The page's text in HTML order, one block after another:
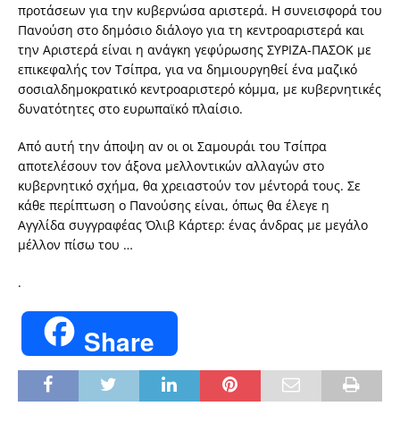
προτάσεων για την κυβερνώσα αριστερά. Η συνεισφορά του
Πανούση στο δημόσιο διάλογο για τη κεντροαριστερά και
την Αριστερά είναι η ανάγκη γεφύρωσης ΣΥΡΙΖΑ-ΠΑΣΟΚ με
επικεφαλής τον Τσίπρα, για να δημιουργηθεί ένα μαζικό
σοσιαλδημοκρατικό κεντροαριστερό κόμμα, με κυβερνητικές
δυνατότητες στο ευρωπαϊκό πλαίσιο.
Από αυτή την άποψη αν οι οι Σαμουράι του Τσίπρα
αποτελέσουν τον άξονα μελλοντικών αλλαγών στο
κυβερνητικό σχήμα, θα χρειαστούν τον μέντορά τους. Σε
κάθε περίπτωση ο Πανούσης είναι, όπως θα έλεγε η
Αγγλίδα συγγραφέας Όλιβ Κάρτερ: ένας άνδρας με μεγάλο
μέλλον πίσω του …
.
Share